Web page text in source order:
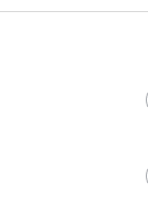
και του
ενώ